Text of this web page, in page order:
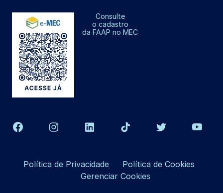
Consulte
o cadastro
da FAAP no MEC
Política de Privacidade
Política de Cookies
Gerenciar Cookies